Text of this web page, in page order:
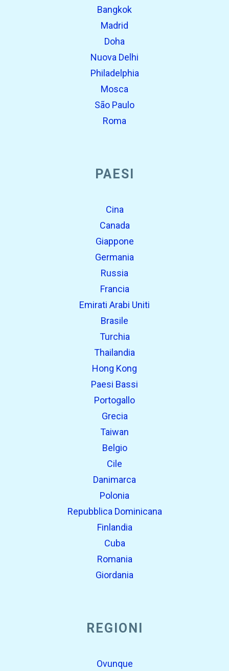
Bangkok
Madrid
Doha
Nuova Delhi
Philadelphia
Mosca
São Paulo
Roma
PAESI
Cina
Canada
Giappone
Germania
Russia
Francia
Emirati Arabi Uniti
Brasile
Turchia
Thailandia
Hong Kong
Paesi Bassi
Portogallo
Grecia
Taiwan
Belgio
Cile
Danimarca
Polonia
Repubblica Dominicana
Finlandia
Cuba
Romania
Giordania
REGIONI
Ovunque